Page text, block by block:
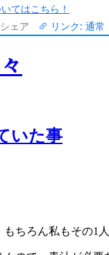
てはこちら！
シェア リンク: 通常